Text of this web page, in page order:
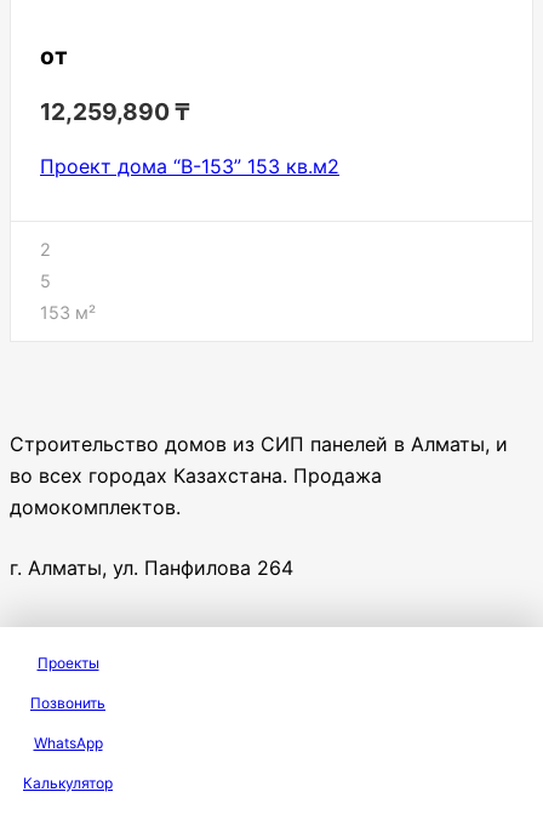
от
12,259,890₸
Проект дома “В-153” 153 кв.м2
2
5
153 м²
Строительство домов из СИП панелей в Алматы, и
во всех городах Казахстана. Продажа
домокомплектов.
г. Алматы, ул. Панфилова 264
+7 747 799 14 14
Написать в WhatsApp
Проекты
Позвонить
WhatsApp
Калькулятор